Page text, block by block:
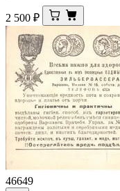
2 500 ₽
46649